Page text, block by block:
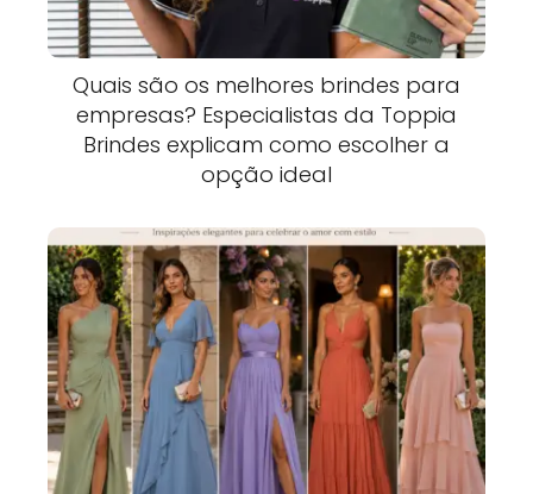
Quais são os melhores brindes para
empresas? Especialistas da Toppia
Brindes explicam como escolher a
opção ideal